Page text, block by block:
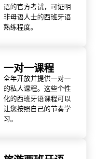
语的官方考试，可证明
非母语人士的西班牙语
熟练程度。
一对一课程
全年开放并提供一对一
的私人课程。这些个性
化的西班牙语课程可以
让您按照自己的节奏学
习。